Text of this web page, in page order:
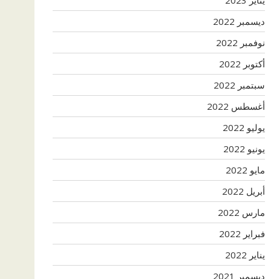
ديسمبر 2022
نوفمبر 2022
أكتوبر 2022
سبتمبر 2022
أغسطس 2022
يوليو 2022
يونيو 2022
مايو 2022
أبريل 2022
مارس 2022
فبراير 2022
يناير 2022
ديسمبر 2021